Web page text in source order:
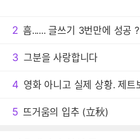
2 흠...... 글쓰기 3번만에 성공 ?
3 그분을 사랑합니다
4
5 뜨거움의 입추 (立秋)